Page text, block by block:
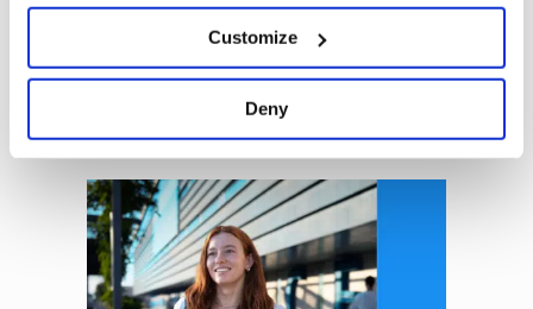
Customize
Deny
del talento?
30 de julio de 2026